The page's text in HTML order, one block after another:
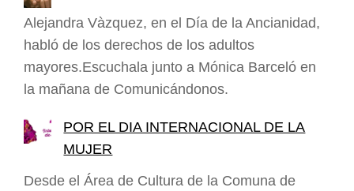
Alejandra Vàzquez, en el Día de la Ancianidad,
habló de los derechos de los adultos
mayores.Escuchala junto a Mónica Barceló en
la mañana de Comunicándonos.
POR EL DIA INTERNACIONAL DE LA
MUJER
Desde el Área de Cultura de la Comuna de